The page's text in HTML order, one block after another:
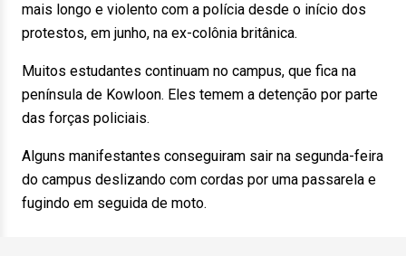
mais longo e violento com a polícia desde o início dos
protestos, em junho, na ex-colônia britânica.
Muitos estudantes continuam no campus, que fica na
península de Kowloon. Eles temem a detenção por parte
das forças policiais.
Alguns manifestantes conseguiram sair na segunda-feira
do campus deslizando com cordas por uma passarela e
fugindo em seguida de moto.